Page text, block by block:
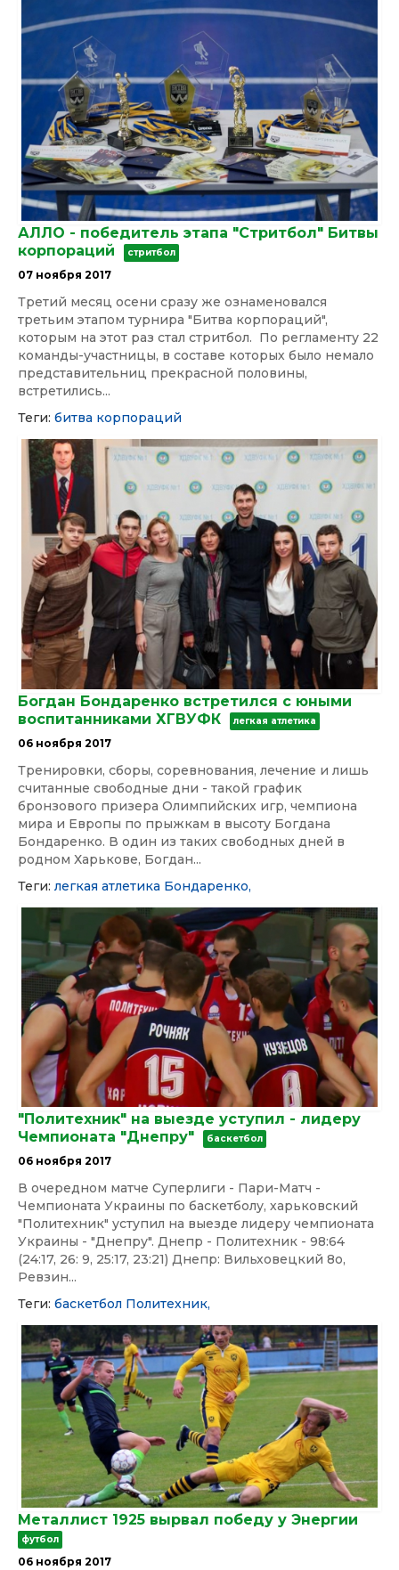
АЛЛО - победитель этапа "Стритбол" Битвы
корпораций
стритбол
07 ноября 2017
Третий месяц осени сразу же ознаменовался
третьим этапом турнира "Битва корпораций",
которым на этот раз стал стритбол. По регламенту 22
команды-участницы, в составе которых было немало
представительниц прекрасной половины,
встретились...
Теги: битва корпораций
Богдан Бондаренко встретился с юными
воспитанниками ХГВУФК
легкая атлетика
06 ноября 2017
Тренировки, сборы, соревнования, лечение и лишь
считанные свободные дни - такой график
бронзового призера Олимпийских игр, чемпиона
мира и Европы по прыжкам в высоту Богдана
Бондаренко. В один из таких свободных дней в
родном Харькове, Богдан...
Теги: легкая атлетика Бондаренко,
"Политехник" на выезде уступил - лидеру
Чемпионата "Днепру"
баскетбол
06 ноября 2017
В очередном матче Суперлиги - Пари-Матч -
Чемпионата Украины по баскетболу, харьковский
"Политехник" уступил на выезде лидеру чемпионата
Украины - "Днепру". Днепр - Политехник - 98:64
(24:17, 26: 9, 25:17, 23:21) Днепр: Вильховецкий 8о,
Ревзин...
Теги: баскетбол Политехник,
Металлист 1925 вырвал победу у Энергии
футбол
06 ноября 2017